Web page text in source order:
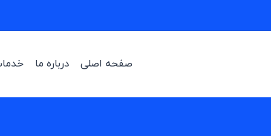
صفحه اصلی درباره ما